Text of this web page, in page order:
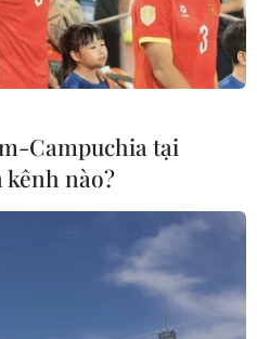
máy bay tiêu diệt
19
được Boeing thực
Campuchia tại
kênh nào?